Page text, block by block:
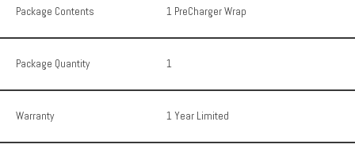
Package Contents 1 PreCharger Wrap
Package Quantity 1
Warranty 1 Year Limited